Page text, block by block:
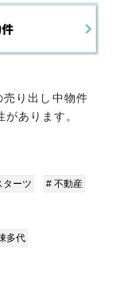
り出し中物件
あります。
ターツ # 不動産
多代